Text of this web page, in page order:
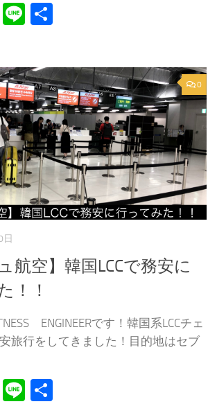
Pocket
Line
0
航空】韓国LCCで務安に
！！
ENGINEERです！韓国系LCCチェ
旅行をしてきました！目的地はセブ
Pocket
Line